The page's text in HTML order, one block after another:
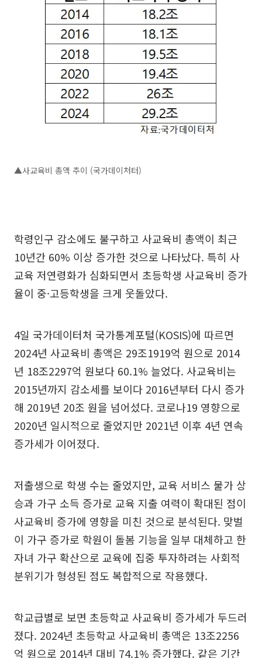
▲사교육비 총액 추이 (국가데이처터)
학령인구 감소에도 불구하고 사교육비 총액이 최근
10년간 60% 이상 증가한 것으로 나타났다. 특히 사
교육 저연령화가 심화되면서 초등학생 사교육비 증가
율이 중·고등학생을 크게 웃돌았다.
4일 국가데이터처 국가통계포털(KOSIS)에 따르면
2024년 사교육비 총액은 29조1919억 원으로 2014
년 18조2297억 원보다 60.1% 늘었다. 사교육비는
2015년까지 감소세를 보이다 2016년부터 다시 증가
해 2019년 20조 원을 넘어섰다. 코로나19 영향으로
2020년 일시적으로 줄었지만 2021년 이후 4년 연속
증가세가 이어졌다.
저출생으로 학생 수는 줄었지만, 교육 서비스 물가 상
승과 가구 소득 증가로 교육 지출 여력이 확대된 점이
사교육비 증가에 영향을 미친 것으로 분석된다. 맞벌
이 가구 증가로 학원이 돌봄 기능을 일부 대체하고 한
자녀 가구 확산으로 교육에 집중 투자하려는 사회적
분위기가 형성된 점도 복합적으로 작용했다.
학교급별로 보면 초등학교 사교육비 증가세가 두드러
졌다. 2024년 초등학교 사교육비 총액은 13조2256
억 원으로 2014년 대비 74.1% 증가했다. 같은 기간